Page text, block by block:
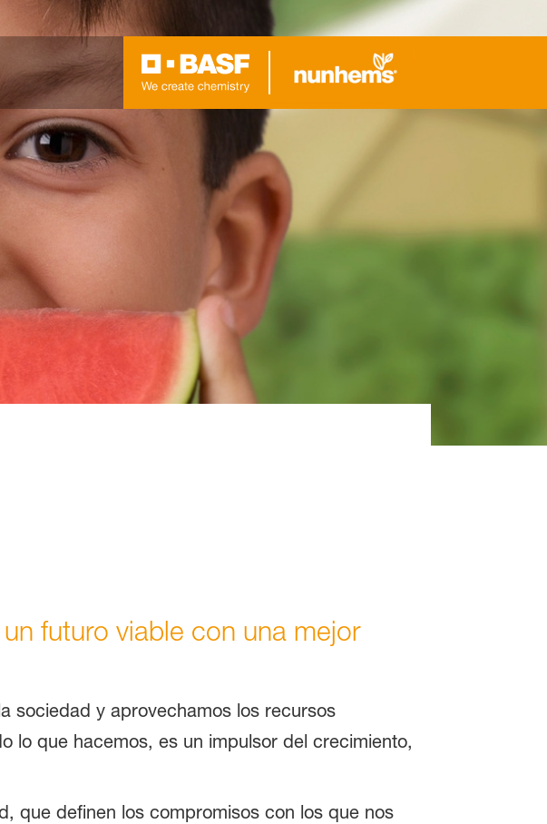
futuro viable con una mejor
sociedad y aprovechamos los recursos
lo que hacemos, es un impulsor del crecimiento,
que definen los compromisos con los que nos